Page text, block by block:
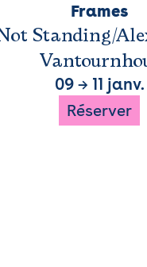
Frames
Standing/
09→ 11 janv.
Réserver